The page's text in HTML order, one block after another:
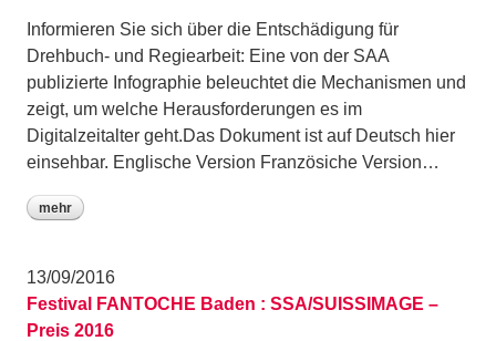
Informieren Sie sich über die Entschädigung für
Drehbuch- und Regiearbeit: Eine von der SAA
publizierte Infographie beleuchtet die Mechanismen und
zeigt, um welche Herausforderungen es im
Digitalzeitalter geht.Das Dokument ist auf Deutsch hier
einsehbar. Englische Version Französiche Version…
mehr
13/09/2016
Festival FANTOCHE Baden : SSA/SUISSIMAGE –
Preis 2016